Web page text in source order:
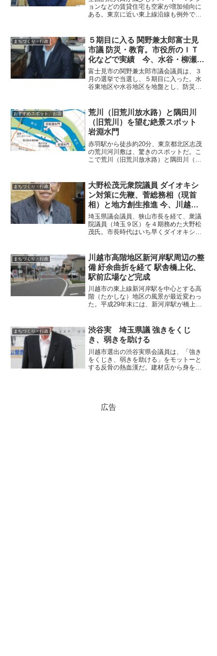
ョンなどの賃貸住宅も空家が増加傾向に
ある。東京に近い東上線沿線も例外でな
管理物件の空室率が右肩下がり、最近で
は４％程度まで低下してい...
まちづくり・行政
５期目に入る 関野兼太郎富士見
市議 防災・教育。市役所のＩＴ
化などで実績 今、水谷・柳瀬川
地区の開発に取り組む
富士見市の関野兼太郎市議会議員は、３
月の選挙で当選し、５期目に入った。水
谷東地区や水谷地区を地盤とし、防災、
ＩＴ化も、推進役になった。今後、重点
課題として見据えるのが、...
おすすめスポット、お店
荒川（旧荒川放水路）と隅田川
（旧荒川）を望む絶景スポット
岩淵水門
赤羽駅から徒歩約20分、東京都北区志茂
の荒川河川敷は、驚きのスポットだ。こ
こで荒川（旧荒川放水路）と隅田川（旧
色鮮やかな２つの水門が立ち、雄大で不
思議な風景が展開してい...
まちづくり・行政
大野松茂元衆院議員 ダイオキシ
ン対策に先鞭、菅総務相（現首
相）と地方創生推進 今、川越総
合高校百周年事業、高麗郡建郡
1300に尽力
埼玉県議会議員、狭山市長を経て、衆議
院議員（埼玉９区）を４期務めた大野松
茂氏。市長時代はいち早くダイオキシン
安倍内閣）、官房副長官（第一次安倍改
造内閣）、官房副長官（福...
まちづくり・行政
川越市高階地区新河岸駅周辺の整
備 紆余曲折を経て 駅舎橋上化、
駅前広場など完成
川越市の東上線新河岸駅を中心とする高
階（たかしな）地区の風景が最近変わっ
た。平成29年末には、新河岸駅が橋上化
通路が建設された。しかし、事業が計画
されてから現在に至るに...
まちづくり・行政
渋谷実 埼玉県議 強きをくじ
き、弱きを助ける
川越市選出の渋谷実県会議員は、「強き
をくじき、弱きを助ける」をモットーと
する反骨の熱血漢だ。建材店から身を起
広告